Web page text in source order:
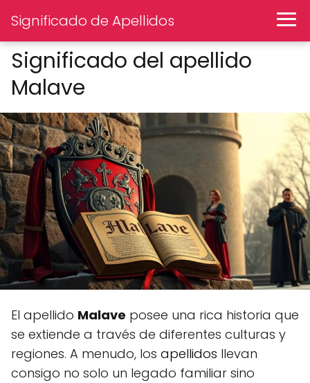
Significado de Apellidos
Significado del apellido
Malave
El apellido Malave posee una rica historia que
se extiende a través de diferentes culturas y
regiones. A menudo, los apellidos llevan
consigo no solo un legado familiar sino